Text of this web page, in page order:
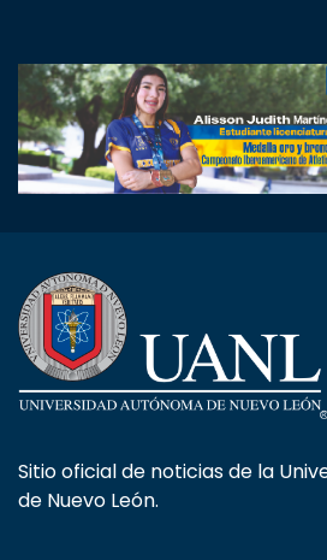
Sitio oficial de noticias de la
de Nuevo León.